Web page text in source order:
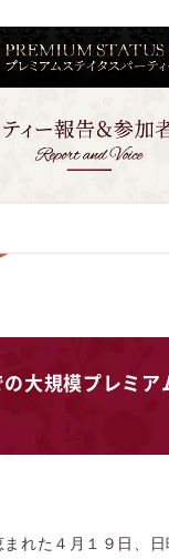
大規模プレミア
れた４月１９日、日